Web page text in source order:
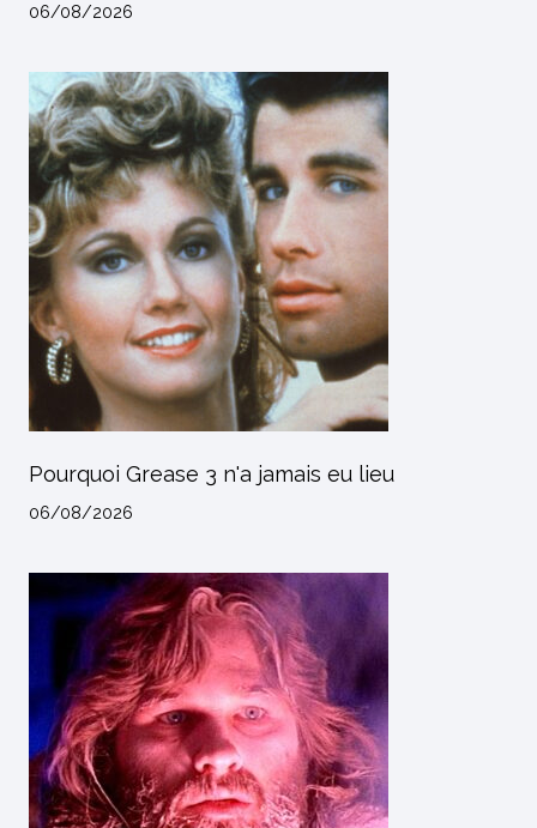
06/08/2026
Pourquoi Grease 3 n'a jamais eu lieu
06/08/2026